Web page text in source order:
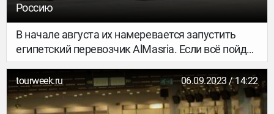
Россию
В начале августа их намеревается запустить
египетский перевозчик AlMasria. Если всё пойдёт
как задумано, полёты будут выполняться из
Москвы и Екатеринбурга...
tourweek.ru 06.09.2023 / 14:22